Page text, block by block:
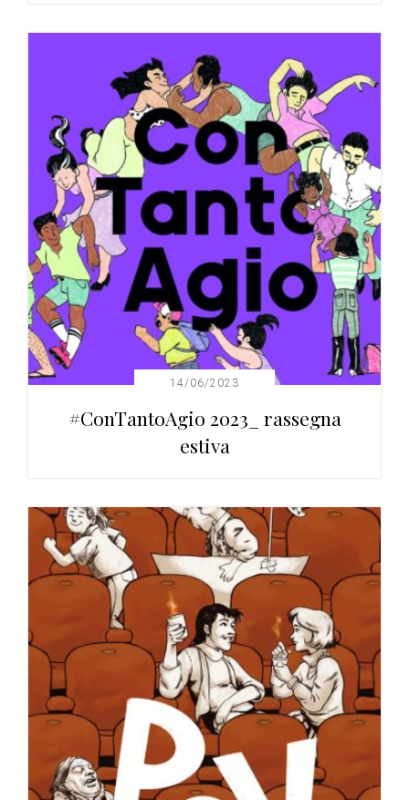
14/06/2023
#ConTantoAgio 2023_ rassegna
estiva